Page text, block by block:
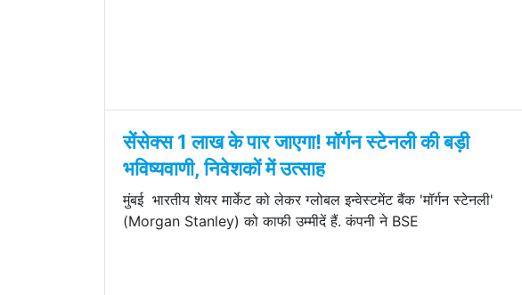
सेंसेक्स 1 लाख के पार जाएगा! मॉर्गन स्टेनली की बड़ी
भविष्यवाणी, निवेशकों में उत्साह
मुंबई भारतीय शेयर मार्केट को लेकर ग्लोबल इन्वेस्टमेंट बैंक 'मॉर्गन स्टेनली'
(Morgan Stanley) को काफी उम्मीदें हैं. कंपनी ने BSE